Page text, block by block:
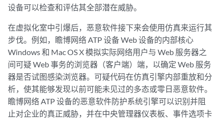
设备可以检查和评估其全部潜在威胁。
在虚拟化室中引爆后，恶意软件接下来会使用仿真来运行其
步伐。例如，瞻博网络 ATP 设备 Web 设备的内部核心
Windows 和 Mac OS X 模拟实际网络用户与 Web 服务器之
间可疑 Web 事务的浏览器（客户端）端，以确定 Web 服务
器是否试图感染浏览器。可疑代码在仿真引擎内部重放和分
析，使其能够发现以前可能未见过的多态或零日恶意软件。
瞻博网络 ATP 设备的恶意软件防护系统引擎可以识别并阻
止对企业的真正威胁，并在中央管理器仪表板、事件选项卡